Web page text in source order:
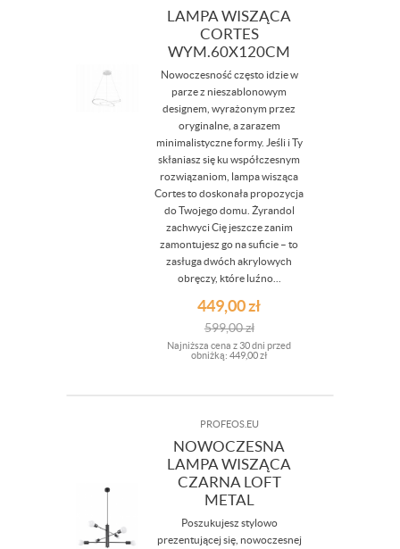
LAMPA WISZĄCA
CORTES
WYM.60X120CM
Nowoczesność często idzie w
parze z nieszablonowym
designem, wyrażonym przez
oryginalne, a zarazem
minimalistyczne formy. Jeśli i Ty
skłaniasz się ku współczesnym
rozwiązaniom, lampa wisząca
Cortes to doskonała propozycja
do Twojego domu. Żyrandol
zachwyci Cię jeszcze zanim
zamontujesz go na suficie – to
zasługa dwóch akrylowych
obręczy, które luźno...
449,00zł
599,00zł
Najniższa cena z 30 dni przed
obniżką: 449,00 zł
PROFEOS.EU
NOWOCZESNA
LAMPA WISZĄCA
CZARNA LOFT
METAL
Poszukujesz stylowo
prezentującej się, nowoczesnej